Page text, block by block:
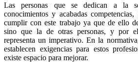
Las personas que se dedican a la
conocimientos y acabadas
cumplir con este trabajo ya que de ello
sino que la de otras personas, y por
representa un imperativo. En la
establecen exigencias para estos
existe espacio para mejorar.